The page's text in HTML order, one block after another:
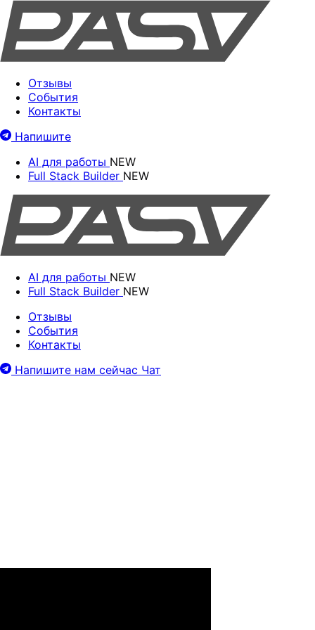
Отзывы
События
Контакты
Напишите
AI для работы NEW
Full Stack Builder NEW
AI для работы NEW
Full Stack Builder NEW
Отзывы
События
Контакты
Напишите нам сейчас Чат